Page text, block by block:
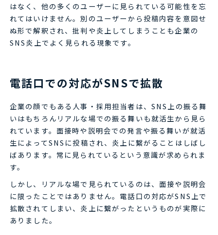
はなく、他の多くのユーザーに見られている可能性を忘
れてはいけません。別のユーザーから投稿内容を意図せ
ぬ形で解釈され、批判や炎上してしまうことも企業の
SNS炎上でよく見られる現象です。
電話口での対応がSNSで拡散
企業の顔でもある人事・採用担当者は、SNS上の振る舞
いはもちろんリアルな場での振る舞いも就活生から見ら
れています。面接時や説明会での発言や振る舞いが就活
生によってSNSに投稿され、炎上に繋がることはしばし
ばあります。常に見られているという意識が求められま
す。
しかし、リアルな場で見られているのは、面接や説明会
に限ったことではありません。電話口の対応がSNS上で
拡散されてしまい、炎上に繋がったというものが実際に
ありました。